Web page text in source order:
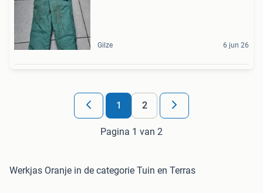
Gilze 6 jun 26
1 2
Pagina 1 van 2
Werkjas Oranje in de categorie Tuin en Terras